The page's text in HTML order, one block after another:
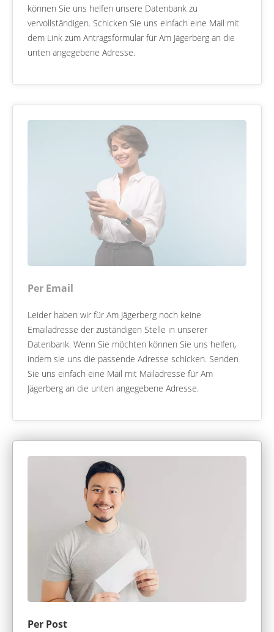
können Sie uns helfen unsere Datenbank zu
vervollständigen. Schicken Sie uns einfach eine Mail mit
dem Link zum Antragsformular für Am Jägerberg an die
unten angegebene Adresse.
Per Email
Leider haben wir für Am Jägerberg noch keine
Emailadresse der zuständigen Stelle in unserer
Datenbank. Wenn Sie möchten können Sie uns helfen,
indem sie uns die passende Adresse schicken. Senden
Sie uns einfach eine Mail mit Mailadresse für Am
Jägerberg an die unten angegebene Adresse.
Per Post